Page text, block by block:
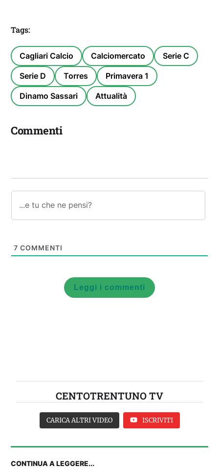
Tags:
Cagliari Calcio Calciomercato Serie C
Serie D Torres Primavera 1
Dinamo Sassari Attualità
Commenti
7 COMMENTI
Leggi i commenti
CENTOTRENTUNO TV
CARICA ALTRI VIDEO ISCRIVITI
CONTINUA A LEGGERE...